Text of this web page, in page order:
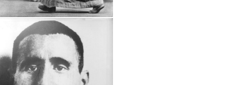
Inszenierungen Berliner Ensemble